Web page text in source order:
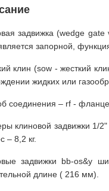
задвижка (wedge
запорной,
клин (sow - жесткий
жидких или
соединения – rf -
клиновой задвижки 1/
– 8,2 кг.
задвижки bb-os&y
длине ( 216 мм).